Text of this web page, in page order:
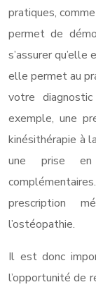
pratiques,
permet de
s’assurer
elle permet au
votre
exemple, une
kinésithérapie à
une prise en
prescription
l’ostéopathie.
Il est donc
l’opportunité de